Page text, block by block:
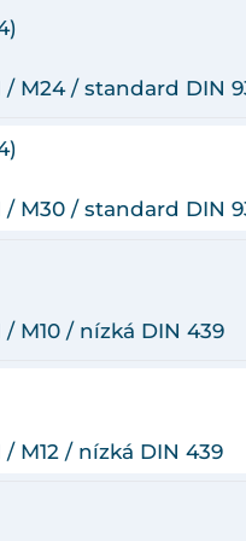
/ M24 / standard DIN
/ M30 / standard DIN
/ M10 / nízká DIN 439
/ M12 / nízká DIN 439